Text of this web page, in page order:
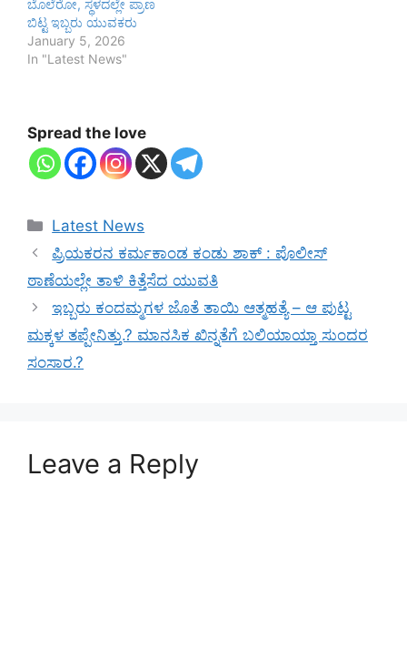
ಬೊಲೆರೋ, ಸ್ಥಳದಲ್ಲೇ ಪ್ರಾಣ
ಬಿಟ್ಟ ಇಬ್ಬರು ಯುವಕರು
January 5, 2026
In "Latest News"
Spread the love
Categories
Latest News
ಪ್ರಿಯಕರನ ಕರ್ಮಕಾಂಡ ಕಂಡು ಶಾಕ್ : ಪೊಲೀಸ್
ಠಾಣೆಯಲ್ಲೇ ತಾಳಿ ಕಿತ್ತೆಸೆದ ಯುವತಿ
ಇಬ್ಬರು ಕಂದಮ್ಮಗಳ ಜೊತೆ ತಾಯಿ ಆತ್ಮಹತ್ಯೆ – ಆ ಪುಟ್ಟ
ಮಕ್ಕಳ ತಪ್ಪೇನಿತ್ತು.? ಮಾನಸಿಕ ಖಿನ್ನತೆಗೆ ಬಲಿಯಾಯ್ತಾ ಸುಂದರ
ಸಂಸಾರ.?
Leave a Reply